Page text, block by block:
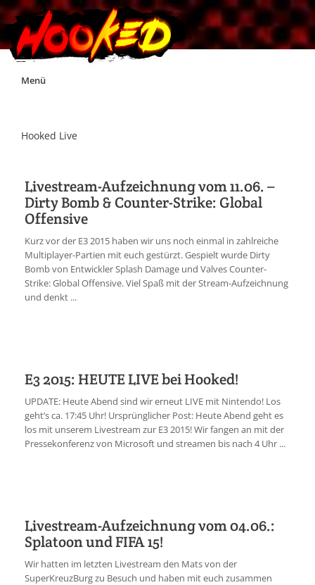
Skip
Menü
Impressum
Jobs
Discord
Hooked Live
Livestream-Aufzeichnung vom 11.06. –
Dirty Bomb & Counter-Strike: Global
Offensive
Kurz vor der E3 2015 haben wir uns noch einmal in zahlreiche
Multiplayer-Partien mit euch gestürzt. Gespielt wurde Dirty
Bomb von Entwickler Splash Damage und Valves Counter-
Strike: Global Offensive. Viel Spaß mit der Stream-Aufzeichnung
und denkt ...
E3 2015: HEUTE LIVE bei Hooked!
UPDATE: Heute Abend sind wir erneut LIVE mit Nintendo! Los
geht’s ca. 17:45 Uhr! Ursprünglicher Post: Heute Abend geht es
los mit unserem Livestream zur E3 2015! Wir fangen an mit der
Pressekonferenz von Microsoft und streamen bis nach 4 Uhr ...
Livestream-Aufzeichnung vom 04.06.:
Splatoon und FIFA 15!
Wir hatten im letzten Livestream den Mats von der
SuperKreuzBurg zu Besuch und haben mit euch zusammen